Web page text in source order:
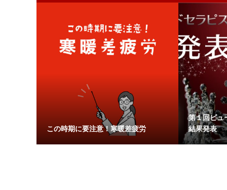
この時期に要注意！寒暖差疲労
第１回ビュ
結果発表